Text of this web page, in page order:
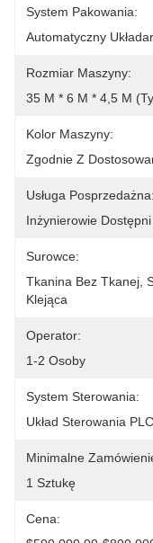
System Pakowania:
Automatyczny
Rozmiar Maszyny:
35 M * 6 M * 4,5 M
Kolor Maszyny:
Zgodnie Z
Usługa Posprzedażna:
Inżynierowie
Surowce:
Tkanina Bez Tkanej,
Klejąca
Operator:
1-2 Osoby
System Sterowania:
Układ Sterowania PLC
Minimalne
1 Sztukę
Cena: